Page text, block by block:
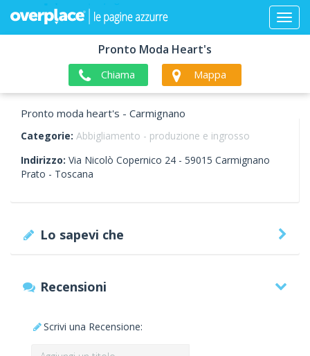
Pronto Moda Heart's
Chiama Mappa
Pronto moda heart's - Carmignano
Categorie: Abbigliamento - produzione e ingrosso
Indirizzo: Via Nicolò Copernico 24 - 59015 Carmignano
Prato - Toscana
Lo sapevi che
Recensioni
Scrivi una Recensione: